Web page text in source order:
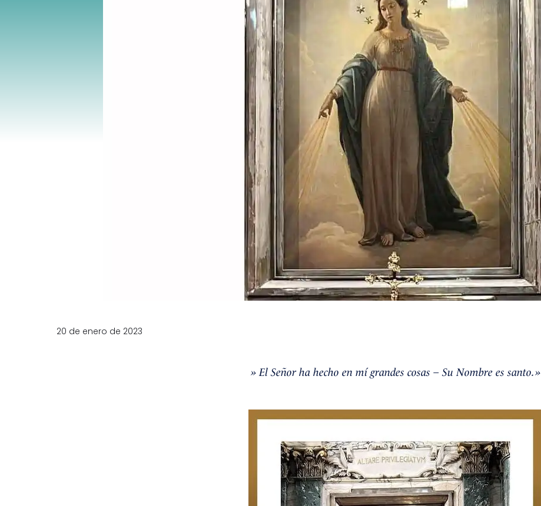
20 de enero de 2023
» El Señor ha hecho en mí grandes cosas – Su Nombre es santo.»